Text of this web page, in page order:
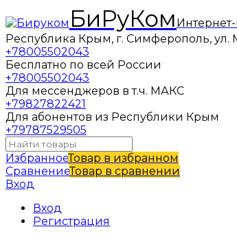
БиРуКом
Республика Крым, г. Симферополь, ул.
+78005502043
Бесплатно по всей России
+78005502043
Для мессенджеров в т.ч. МАКС
+79827822421
Для абонентов из Республики Крым
+79787529505
ИзбранноеТовар в избранном
СравнениеТовар в сравнении
Вход
Вход
Регистрация